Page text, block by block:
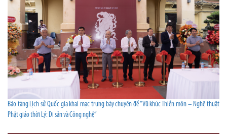
Bảo tàng Lịch sử Quốc gia khai mạc trưng bày chuyên đề “Vũ khúc Thiền môn – Nghệ thuật
Phật giáo thời Lý: Di sản và Công nghệ”